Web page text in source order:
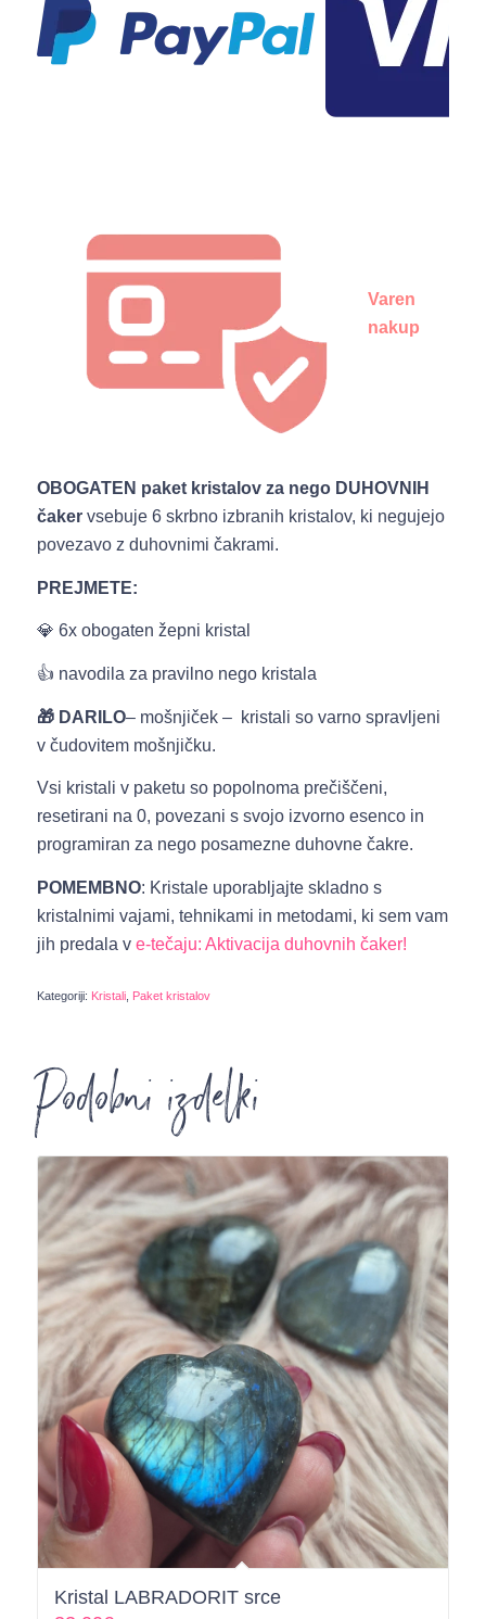
Varen
nakup
OBOGATEN paket kristalov za nego DUHOVNIH
čakervsebuje 6 skrbno izbranih kristalov, ki negujejo
povezavo z duhovnimi čakrami.
PREJMETE:
💎 6x obogaten žepni kristal
👍 navodila za pravilno nego kristala
🎁 DARILO– mošnjiček – kristali so varno spravljeni
v čudovitem mošnjičku.
Vsi kristali v paketu so popolnoma prečiščeni,
resetirani na 0, povezani s svojo izvorno esenco in
programiran za nego posamezne duhovne čakre.
POMEMBNO: Kristale uporabljajte skladno s
kristalnimi vajami, tehnikami in metodami, ki sem vam
jih predala v e-tečaju: Aktivacija duhovnih čaker!
Kategoriji: Kristali, Paket kristalov
Podobni izdelki
Kristal LABRADORIT srce